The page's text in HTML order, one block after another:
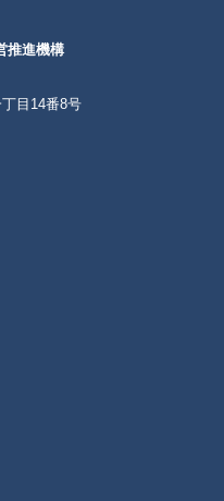
推進機構
目14番8号